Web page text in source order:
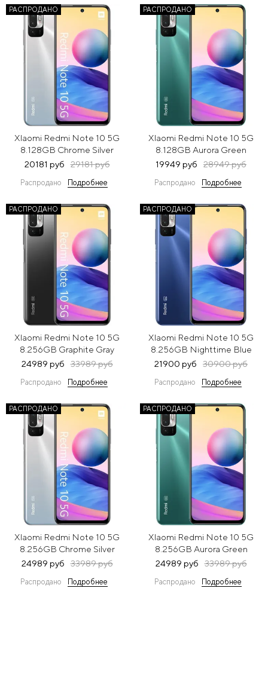
РАСПРОДАНО
XIaomi Redmi Note 10 5G
8.128GB Chrome Silver
(Серебристый)
20181 руб 29181 руб
Распродано Подробнее
РАСПРОДАНО
XIaomi Redmi Note 10 5G
8.128GB Aurora Green
(Зеленый)
19949 руб 28949 руб
Распродано Подробнее
РАСПРОДАНО
XIaomi Redmi Note 10 5G
8.256GB Graphite Gray
(Серый)
24989 руб 33989 руб
Распродано Подробнее
РАСПРОДАНО
XIaomi Redmi Note 10 5G
8.256GB Nighttime Blue
(Синий)
21900 руб 30900 руб
Распродано Подробнее
РАСПРОДАНО
XIaomi Redmi Note 10 5G
8.256GB Chrome Silver
(Серебристый)
24989 руб 33989 руб
Распродано Подробнее
РАСПРОДАНО
XIaomi Redmi Note 10 5G
8.256GB Aurora Green
(Зеленый)
24989 руб 33989 руб
Распродано Подробнее